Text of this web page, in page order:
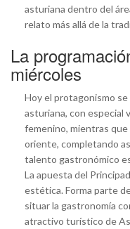
asturiana dentro del
relato más allá de la
La
miércoles
Hoy el protagonismo
asturiana, con especial
femenino, mientras
oriente, completando
talento gastronómico
La apuesta del
estética. Forma parte
situar la gastronomía
atractivo turístico de